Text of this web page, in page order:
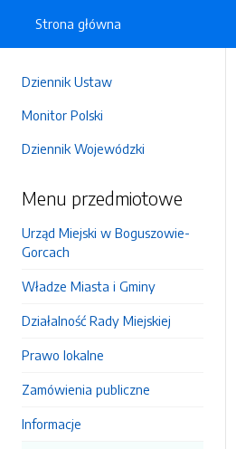
Dziennik Ustaw
Monitor Polski
Dziennik Wojewódzki
Menu przedmiotowe
Urząd Miejski w Boguszowie-
Gorcach
Władze Miasta i Gminy
Działalność Rady Miejskiej
Prawo lokalne
Zamówienia publiczne
Informacje
Strona główna